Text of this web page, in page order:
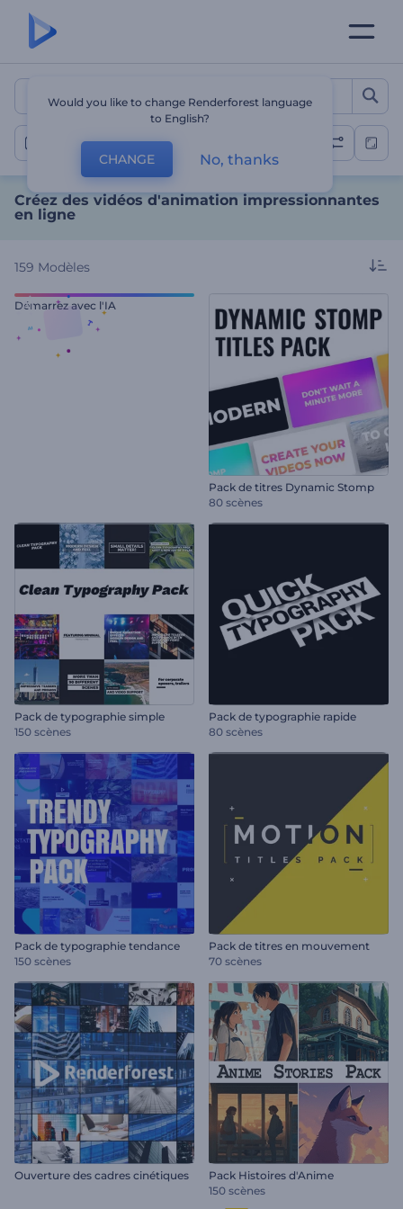
Créez des vidéos
Vidéos animées
Créez des vidéos d'animation impressionnantes
en ligne
159 Modèles
Démarrez avec l'IA
Pack de titres Dynamic Stomp
80 scènes
Pack de typographie simple
150 scènes
Pack de typographie rapide
80 scènes
Pack de typographie tendance
150 scènes
Pack de titres en mouvement
70 scènes
Ouverture des cadres cinétiques
Pack Histoires d'Anime
150 scènes
Would you like to change Renderforest language
to English?
CHANGE No, thanks